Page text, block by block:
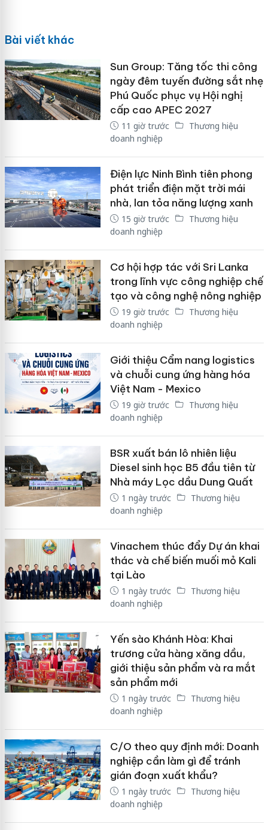
Bài viết khác
Sun Group: Tăng tốc thi công
ngày đêm tuyến đường sắt nhẹ
Phú Quốc phục vụ Hội nghị
cấp cao APEC 2027
11 giờ trước
Thương hiệu
doanh nghiệp
Điện lực Ninh Bình tiên phong
phát triển điện mặt trời mái
nhà, lan tỏa năng lượng xanh
15 giờ trước
Thương hiệu
doanh nghiệp
Cơ hội hợp tác với Sri Lanka
trong lĩnh vực công nghiệp chế
tạo và công nghệ nông nghiệp
19 giờ trước
Thương hiệu
doanh nghiệp
Giới thiệu Cẩm nang logistics
và chuỗi cung ứng hàng hóa
Việt Nam - Mexico
19 giờ trước
Thương hiệu
doanh nghiệp
BSR xuất bán lô nhiên liệu
Diesel sinh học B5 đầu tiên từ
Nhà máy Lọc dầu Dung Quất
1 ngày trước
Thương hiệu
doanh nghiệp
Vinachem thúc đẩy Dự án khai
thác và chế biến muối mỏ Kali
tại Lào
1 ngày trước
Thương hiệu
doanh nghiệp
Yến sào Khánh Hòa: Khai
trương cửa hàng xăng dầu,
giới thiệu sản phẩm và ra mắt
sản phẩm mới
1 ngày trước
Thương hiệu
doanh nghiệp
C/O theo quy định mới: Doanh
nghiệp cần làm gì để tránh
gián đoạn xuất khẩu?
1 ngày trước
Thương hiệu
doanh nghiệp